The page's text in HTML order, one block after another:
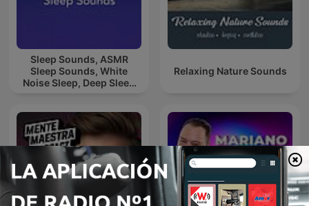
Sleep Sounds, ASMR
Sleep Sounds, White
Noise Sleep, Deep Sleep
Relaxing Nature Sounds